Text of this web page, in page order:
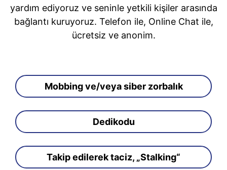
yardım ediyoruz ve seninle yetkili kişiler arasında
bağlantı kuruyoruz. Telefon ile, Online Chat ile,
ücretsiz ve anonim.
Mobbing ve/veya siber zorbalık
Dedikodu
Takip edilerek taciz, „Stalking“